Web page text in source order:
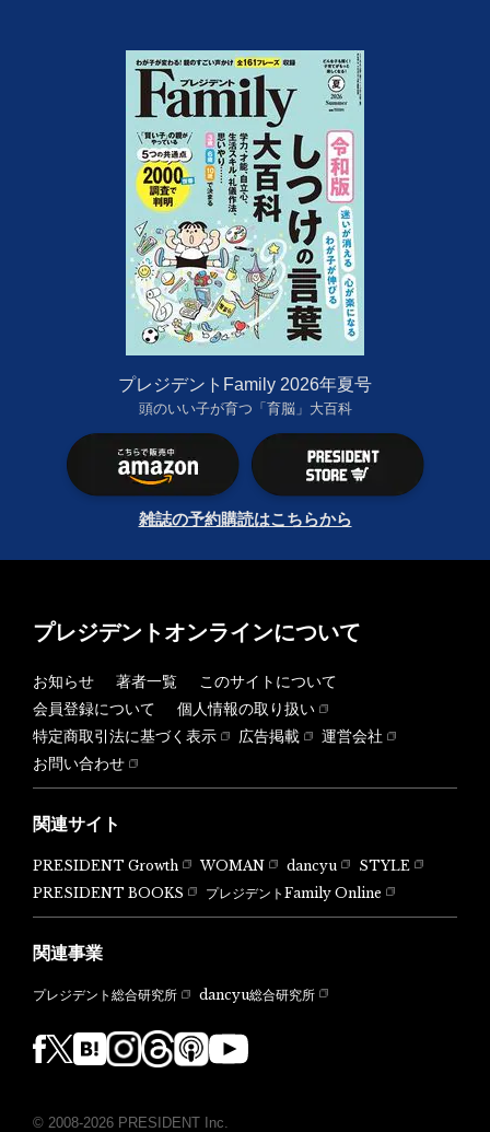
プレジデントFamily 2026年夏号
頭のいい子が育つ「育脳」大百科
雑誌の予約購読はこちらから
プレジデントオンラインについて
お知らせ 著者一覧
このサイトについて
会員登録について
個人情報の取り扱い
特定商取引法に基づく表示
広告掲載
運営会社
お問い合わせ
関連サイト
PRESIDENT Growth WOMAN dancyu
STYLE
PRESIDENT BOOKS
プレジデントFamily Online
関連事業
プレジデント総合研究所 dancyu総合研究所
© 2008-2026 PRESIDENT Inc.